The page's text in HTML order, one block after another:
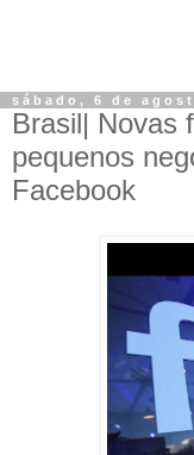
sábado, 6 de
Brasil| Novas
pequenos
Facebook